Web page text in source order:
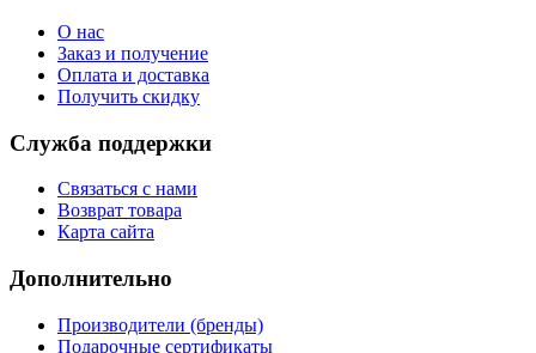
О нас
Заказ и получение
Оплата и доставка
Получить скидку
Служба поддержки
Связаться с нами
Возврат товара
Карта сайта
Дополнительно
Производители (бренды)
Подарочные сертификаты